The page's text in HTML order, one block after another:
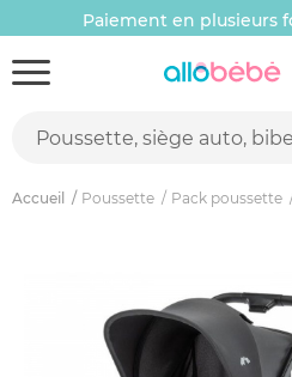
Paiement en plusieurs
Accueil Poussette Pack poussette